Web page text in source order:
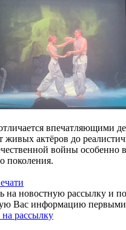
впечатляющими
живых актёров до
войны особенно
поколения.
на новостную рассылку и
Вас информацию
рассылку